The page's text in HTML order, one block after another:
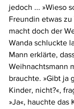
jedoch ... »Wieso
Freundin etwas
macht doch der
Wanda schluckte
Mann erklärte,
Weihnachtsmann
brauchte. »Gibt ja
Kinder, nicht?«,
»Ja«, hauchte das